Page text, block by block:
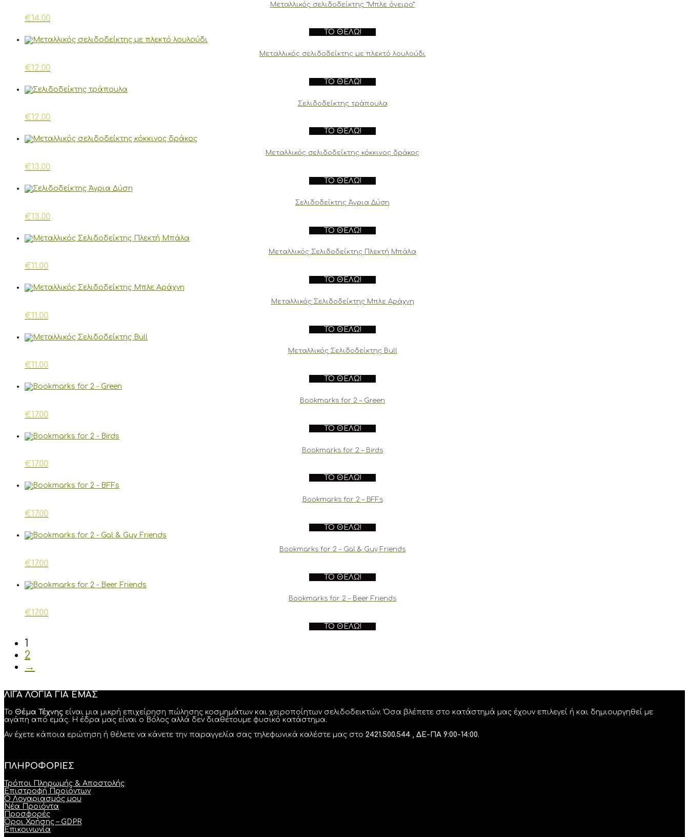
Μεταλλικός σελιδοδείκτης “Μπλε όνειρο”
€14.00
ΤΟ ΘΈΛΩ!
Μεταλλικός σελιδοδείκτης με πλεκτό λουλούδι
€12.00
ΤΟ ΘΈΛΩ!
Σελιδοδείκτης τράπουλα
€12.00
ΤΟ ΘΈΛΩ!
Μεταλλικός σελιδοδείκτης κόκκινος δράκος
€13.00
ΤΟ ΘΈΛΩ!
Σελιδοδείκτης Άγρια Δύση
€13.00
ΤΟ ΘΈΛΩ!
Μεταλλικός Σελιδοδείκτης Πλεκτή Μπάλα
€11.00
ΤΟ ΘΈΛΩ!
Μεταλλικός Σελιδοδείκτης Μπλε Αράχνη
€11.00
ΤΟ ΘΈΛΩ!
Μεταλλικός Σελιδοδείκτης Bull
€11.00
ΤΟ ΘΈΛΩ!
Bookmarks for 2 – Green
€17.00
ΤΟ ΘΈΛΩ!
Bookmarks for 2 – Birds
€17.00
ΤΟ ΘΈΛΩ!
Bookmarks for 2 – BFFs
€17.00
ΤΟ ΘΈΛΩ!
Bookmarks for 2 – Gal & Guy Friends
€17.00
ΤΟ ΘΈΛΩ!
Bookmarks for 2 – Beer Friends
€17.00
ΤΟ ΘΈΛΩ!
1
2
→
ΛΙΓΑ ΛΟΓΙΑ ΓΙΑ ΕΜΑΣ
Το Θέμα Τέχνης είναι μια μικρή επιχείρηση πώλησης κοσμημάτων και χειροποίητων σελιδοδεικτών. Όσα βλέπετε στο κατάστημά μας έχουν επιλεγεί ή και δημιουργηθεί με
αγάπη από εμάς. Η έδρα μας είναι ο Βόλος αλλά δεν διαθέτουμε φυσικό κατάστημα.
Αν έχετε κάποια ερώτηση ή θέλετε να κάνετε την παραγγελία σας τηλεφωνικά καλέστε μας στο 2421.500.544 , ΔΕ-ΠΑ 9:00-14:00.
ΠΛΗΡΟΦΟΡΙΕΣ
Τρόποι Πληρωμής & Αποστολής
Επιστροφή Προϊόντων
Ο Λογαριασμός μου
Νέα Προϊόντα
Προσφορές
Όροι Χρήσης – GDPR
Επικοινωνία